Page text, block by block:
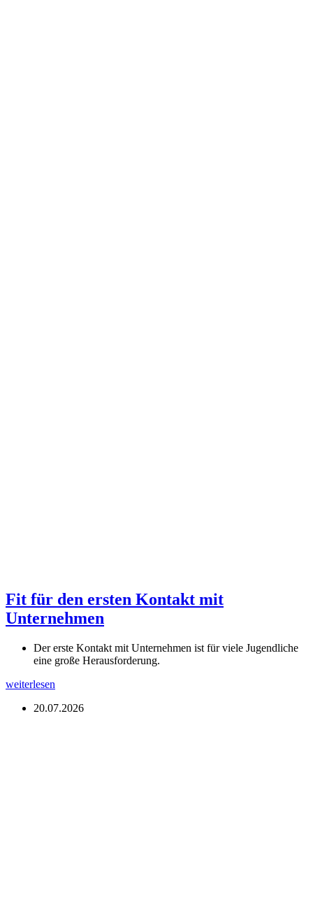
Fit für den ersten Kontakt mit
Unternehmen
Der erste Kontakt mit Unternehmen ist für viele Jugendliche
eine große Herausforderung.
weiterlesen
20.07.2026